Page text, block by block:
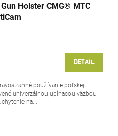
Holster CMG® MTC
DETAIL
používanie poľskej
univerzálnou upínacou väzbou
na...